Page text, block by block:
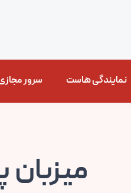
نمایندگی هاست سرور
میزبان